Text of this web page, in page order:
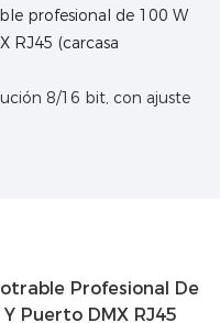
8/16 bit, con ajuste